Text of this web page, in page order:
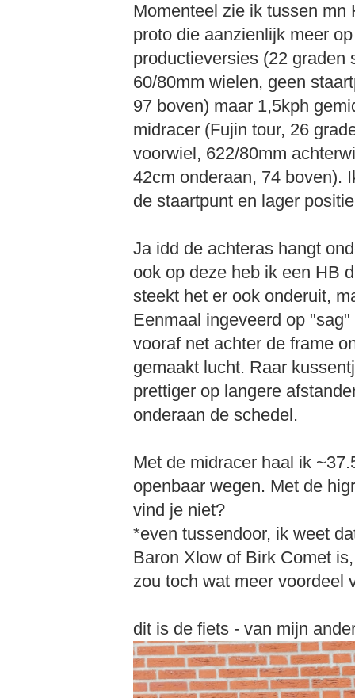
Momenteel zie ik tussen
proto die aanzienlijk meer
productieversies (22 graden
60/80mm wielen, geen
97 boven) maar 1,5kph
midracer (Fujin tour, 26
voorwiel, 622/80mm
42cm onderaan, 74 boven).
de staartpunt en lager
Ja idd de achteras hangt
ook op deze heb ik een HB
steekt het er ook onderuit,
Eenmaal ingeveerd op
vooraf net achter de frame
gemaakt lucht. Raar
prettiger op langere
onderaan de schedel.
Met de midracer haal ik
openbaar wegen. Met de
vind je niet?
*even tussendoor, ik weet
Baron Xlow of Birk Comet
zou toch wat meer voordeel
dit is de fiets - van mijn